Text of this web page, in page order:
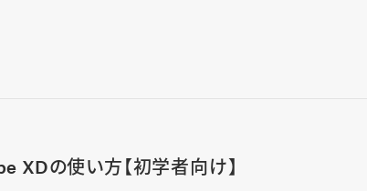
XDの使い方【初学者向け】